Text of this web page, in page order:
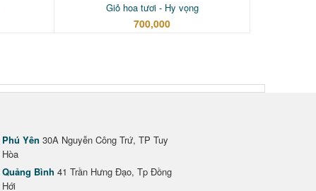
Giỏ hoa tươi - Hy vọng
700,000
Phú Yên 30A Nguyễn Công Trứ, TP Tuy
Hòa
Quảng Bình 41 Trần Hưng Đạo, Tp Đồng
Hới